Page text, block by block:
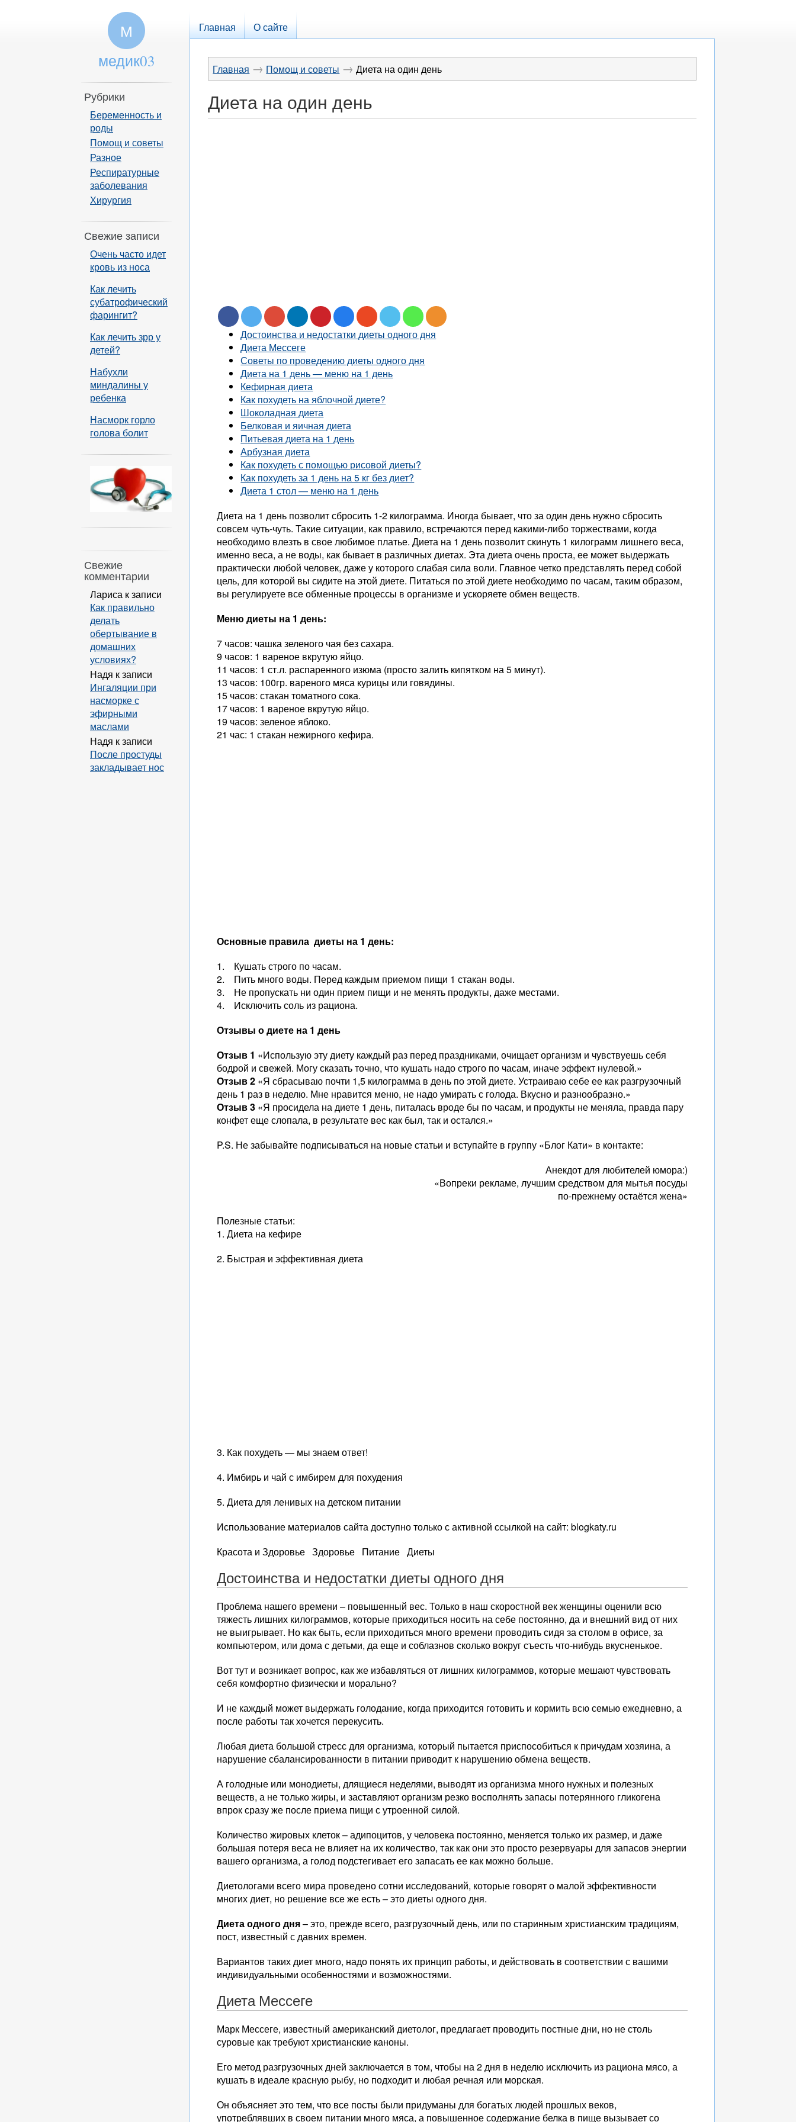
Главная О сайте
Главная → Помощ и советы → Диета на один день
Диета на один день
Достоинства и недостатки диеты одного дня
Диета Мессеге
Советы по проведению диеты одного дня
Диета на 1 день — меню на 1 день
Кефирная диета
Как похудеть на яблочной диете?
Шоколадная диета
Белковая и яичная диета
Питьевая диета на 1 день
Арбузная диета
Как похудеть с помощью рисовой диеты?
Как похудеть за 1 день на 5 кг без диет?
Диета 1 стол — меню на 1 день
Диета на 1 день позволит сбросить 1-2 килограмма. Иногда бывает, что за один день нужно сбросить
совсем чуть-чуть. Такие ситуации, как правило, встречаются перед какими-либо торжествами, когда
необходимо влезть в свое любимое платье. Диета на 1 день позволит скинуть 1 килограмм лишнего веса,
именно веса, а не воды, как бывает в различных диетах. Эта диета очень проста, ее может выдержать
практически любой человек, даже у которого слабая сила воли. Главное четко представлять перед собой
цель, для которой вы сидите на этой диете. Питаться по этой диете необходимо по часам, таким образом,
вы регулируете все обменные процессы в организме и ускоряете обмен веществ.
Меню диеты на 1 день:
7 часов: чашка зеленого чая без сахара.
9 часов: 1 вареное вкрутую яйцо.
11 часов: 1 ст.л. распаренного изюма (просто залить кипятком на 5 минут).
13 часов: 100гр. вареного мяса курицы или говядины.
15 часов: стакан томатного сока.
17 часов: 1 вареное вкрутую яйцо.
19 часов: зеленое яблоко.
21 час: 1 стакан нежирного кефира.
Основные правила диеты на 1 день:
1. Кушать строго по часам.
2. Пить много воды. Перед каждым приемом пищи 1 стакан воды.
3. Не пропускать ни один прием пищи и не менять продукты, даже местами.
4. Исключить соль из рациона.
Отзывы о диете на 1 день
Отзыв 1 «Использую эту диету каждый раз перед праздниками, очищает организм и чувствуешь себя
бодрой и свежей. Могу сказать точно, что кушать надо строго по часам, иначе эффект нулевой.»
Отзыв 2 «Я сбрасываю почти 1,5 килограмма в день по этой диете. Устраиваю себе ее как разгрузочный
день 1 раз в неделю. Мне нравится меню, не надо умирать с голода. Вкусно и разнообразно.»
Отзыв 3 «Я просидела на диете 1 день, питалась вроде бы по часам, и продукты не меняла, правда пару
конфет еще слопала, в результате вес как был, так и остался.»
P.S. Не забывайте подписываться на новые статьи и вступайте в группу «Блог Кати» в контакте:
Анекдот для любителей юмора:)
«Вопреки рекламе, лучшим средством для мытья посуды
по-прежнему остаётся жена»
Полезные статьи:
1. Диета на кефире
2. Быстрая и эффективная диета
3. Как похудеть — мы знаем ответ!
4. Имбирь и чай с имбирем для похудения
5. Диета для ленивых на детском питании
Использование материалов сайта доступно только с активной ссылкой на сайт: blogkaty.ru
Красота и Здоровье Здоровье Питание Диеты
Достоинства и недостатки диеты одного дня
Проблема нашего времени – повышенный вес. Только в наш скоростной век женщины оценили всю
тяжесть лишних килограммов, которые приходиться носить на себе постоянно, да и внешний вид от них
не выигрывает. Но как быть, если приходиться много времени проводить сидя за столом в офисе, за
компьютером, или дома с детьми, да еще и соблазнов сколько вокруг съесть что-нибудь вкусненькое.
Вот тут и возникает вопрос, как же избавляться от лишних килограммов, которые мешают чувствовать
себя комфортно физически и морально?
И не каждый может выдержать голодание, когда приходится готовить и кормить всю семью ежедневно, а
после работы так хочется перекусить.
Любая диета большой стресс для организма, который пытается приспособиться к причудам хозяина, а
нарушение сбалансированности в питании приводит к нарушению обмена веществ.
А голодные или монодиеты, длящиеся неделями, выводят из организма много нужных и полезных
веществ, а не только жиры, и заставляют организм резко восполнять запасы потерянного гликогена
впрок сразу же после приема пищи с утроенной силой.
Количество жировых клеток – адипоцитов, у человека постоянно, меняется только их размер, и даже
большая потеря веса не влияет на их количество, так как они это просто резервуары для запасов энергии
вашего организма, а голод подстегивает его запасать ее как можно больше.
Диетологами всего мира проведено сотни исследований, которые говорят о малой эффективности
многих диет, но решение все же есть – это диеты одного дня.
Диета одного дня– это, прежде всего, разгрузочный день, или по старинным христианским традициям,
пост, известный с давних времен.
Вариантов таких диет много, надо понять их принцип работы, и действовать в соответствии с вашими
индивидуальными особенностями и возможностями.
Диета Мессеге
Марк Мессеге, известный американский диетолог, предлагает проводить постные дни, но не столь
суровые как требуют христианские каноны.
Его метод разгрузочных дней заключается в том, чтобы на 2 дня в неделю исключить из рациона мясо, а
кушать в идеале красную рыбу, но подходит и любая речная или морская.
Он объясняет это тем, что все посты были придуманы для богатых людей прошлых веков,
употреблявших в своем питании много мяса, а повышенное содержание белка в пище вызывает со
М
медик03
Рубрики
Беременность и
роды
Помощ и советы
Разное
Респиратурные
заболевания
Хирургия
Свежие записи
Очень часто идет
кровь из носа
Как лечить
субатрофический
фарингит?
Как лечить зрр у
детей?
Набухли
миндалины у
ребенка
Насморк горло
голова болит
Свежие
комментарии
Лариса к записи
Как правильно
делать
обертывание в
домашних
условиях?
Надя к записи
Ингаляции при
насморке с
эфирными
маслами
Надя к записи
После простуды
закладывает нос